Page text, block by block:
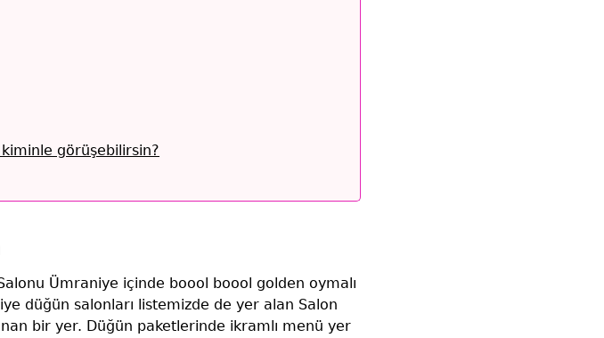
kiminle görüşebilirsin?
Ümraniye içinde boool boool golden oymalı
düğün salonları listemizde de yer alan Salon
bir yer. Düğün paketlerinde ikramlı menü yer